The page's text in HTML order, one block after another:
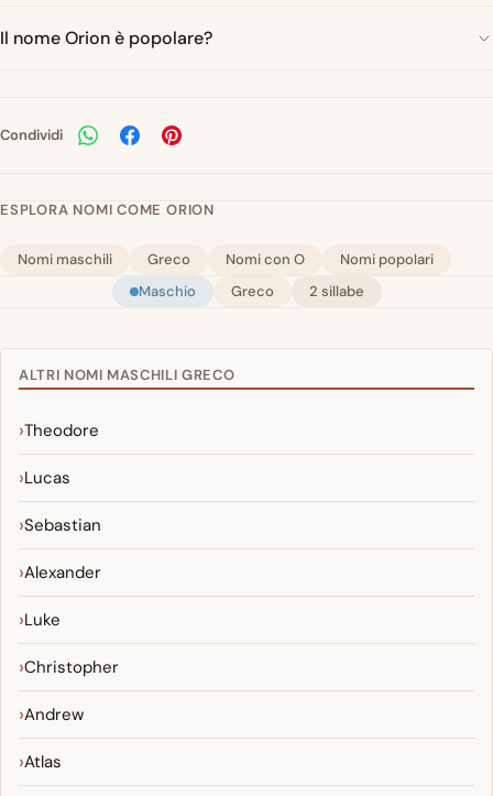
Il nome Orion è popolare?
Condividi
ESPLORA NOMI COME ORION
Nomi maschili Greco Nomi con O
Nomi popolari
Maschio
Greco 2 sillabe
ALTRI NOMI MASCHILI GRECO
Theodore
Lucas
Sebastian
Alexander
Luke
Christopher
Andrew
Atlas